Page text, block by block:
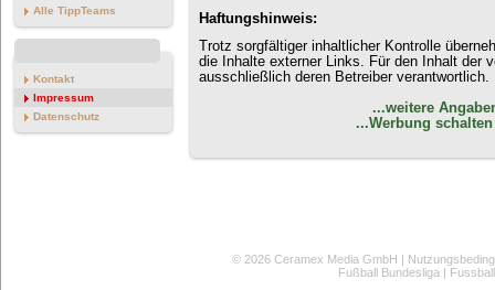
Alle TippTeams
Kontakt
Impressum
Datenschutz
Haftungshinweis:
Trotz sorgfältiger inhaltlicher Kontrolle
die Inhalte externer Links. Für den Inhalt der
ausschließlich deren Betreiber verantwortlich.
...weitere
...Werbung
© 2026 Ceramex Media GmbH |
Fußball Bundesliga |